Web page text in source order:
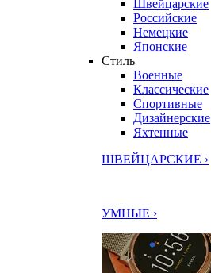
Швейцарские
Российские
Немецкие
Японские
Стиль
Военные
Классические
Спортивные
Дизайнерские
Яхтенные
ШВЕЙЦАРСКИЕ ›
УМНЫЕ ›